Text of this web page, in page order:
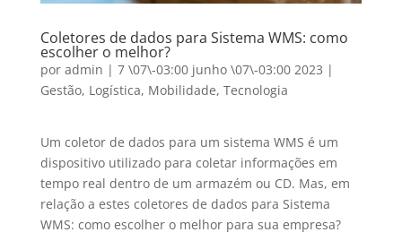
Coletores de dados para Sistema WMS: como
escolher o melhor?
por admin | 7 \07\-03:00 junho \07\-03:00 2023 |
Gestão, Logística, Mobilidade, Tecnologia
Um coletor de dados para um sistema WMS é um
dispositivo utilizado para coletar informações em
tempo real dentro de um armazém ou CD. Mas, em
relação a estes coletores de dados para Sistema
WMS: como escolher o melhor para sua empresa?